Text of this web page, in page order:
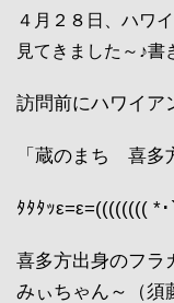
４月２８日、ハワ
見てきました～♪書
訪問前にハワイア
「蔵のまち 喜多
ﾀﾀﾀｯε=ε=(((((((( *
喜多方出身のフラ
みぃちゃん～（須